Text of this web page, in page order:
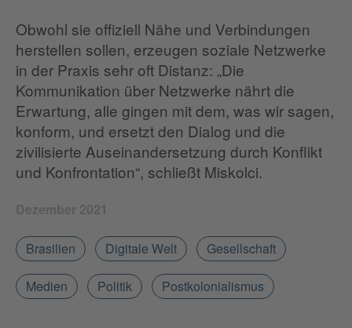
Obwohl sie offiziell Nähe und Verbindungen
herstellen sollen, erzeugen soziale Netzwerke
in der Praxis sehr oft Distanz: „Die
Kommunikation über Netzwerke nährt die
Erwartung, alle gingen mit dem, was wir sagen,
konform, und ersetzt den Dialog und die
zivilisierte Auseinandersetzung durch Konflikt
und Konfrontation“, schließt Miskolci.
Dezember 2021
Brasilien Digitale Welt Gesellschaft
Medien Politik Postkolonialismus